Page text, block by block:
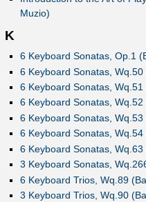
Muzio)
K
6 Keyboard Sonatas, Op.1
6 Keyboard Sonatas,
6 Keyboard Sonatas,
6 Keyboard Sonatas,
6 Keyboard Sonatas,
6 Keyboard Sonatas,
6 Keyboard Sonatas,
3 Keyboard Sonatas,
6 Keyboard Trios, Wq.89
3 Keyboard Trios, Wq.90